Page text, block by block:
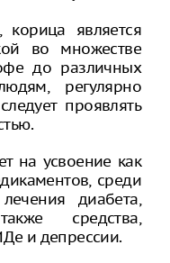
является
во множестве
до различных
регулярно
проявлять
на усвоение как
среди
диабета,
средства,
и депрессии.